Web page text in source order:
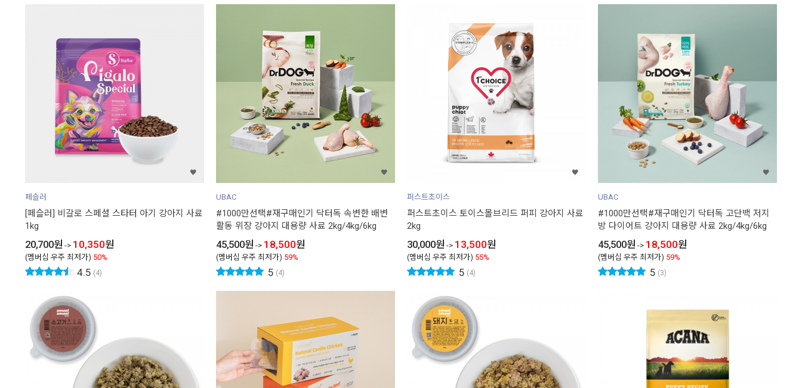
페슬러
[페슬러] 비갈로 스페셜 스타터 아기 강아지 사료
1kg
20,700원 -> 10,350원
(멤버십 우주 최저가) 50%
4.5 (4)
UBAC
#1000만선택#재구매인기 닥터독 속변한 배변
활동 위장 강아지 대용량 사료 2kg/4kg/6kg
45,500원 -> 18,500원
(멤버십 우주 최저가) 59%
5 (4)
퍼스트초이스
퍼스트초이스 토이스몰브리드 퍼피 강아지 사료
2kg
30,000원 -> 13,500원
(멤버십 우주 최저가) 55%
5 (4)
UBAC
#1000만선택#재구매인기 닥터독 고단백 저지
방 다이어트 강아지 대용량 사료 2kg/4kg/6kg
45,500원 -> 18,500원
(멤버십 우주 최저가) 59%
5 (3)